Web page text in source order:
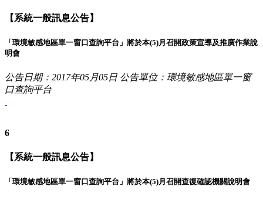
【系統一般訊息公告】
「環境敏感地區單一窗口查詢平台」將於本(5)月召開政策宣導及推廣作業說
明會
公告日期：2017年05月05日 公告單位：環境敏感地區單一窗
口查詢平台
6
【系統一般訊息公告】
「環境敏感地區單一窗口查詢平台」將於本(5)月召開查復確認機關說明會